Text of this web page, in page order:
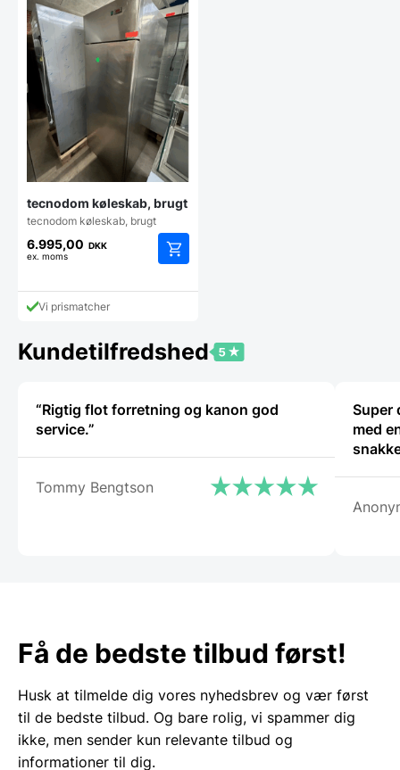
tecnodom køleskab, brugt
tecnodom køleskab, brugt
6.995,00 DKK
ex. moms
Vi prismatcher
Kundetilfredshed
“Rigtig flot forretning og kanon god
service.”
Tommy Bengtson
Super
med
Få de bedste tilbud først!
Husk at tilmelde dig vores nyhedsbrev og vær først
til de bedste tilbud. Og bare rolig, vi spammer dig
ikke, men sender kun relevante tilbud og
informationer til dig.